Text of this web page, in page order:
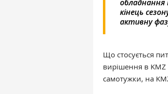
обладнання
кінець
активну
Що стосується
вирішення в
самотужки, на